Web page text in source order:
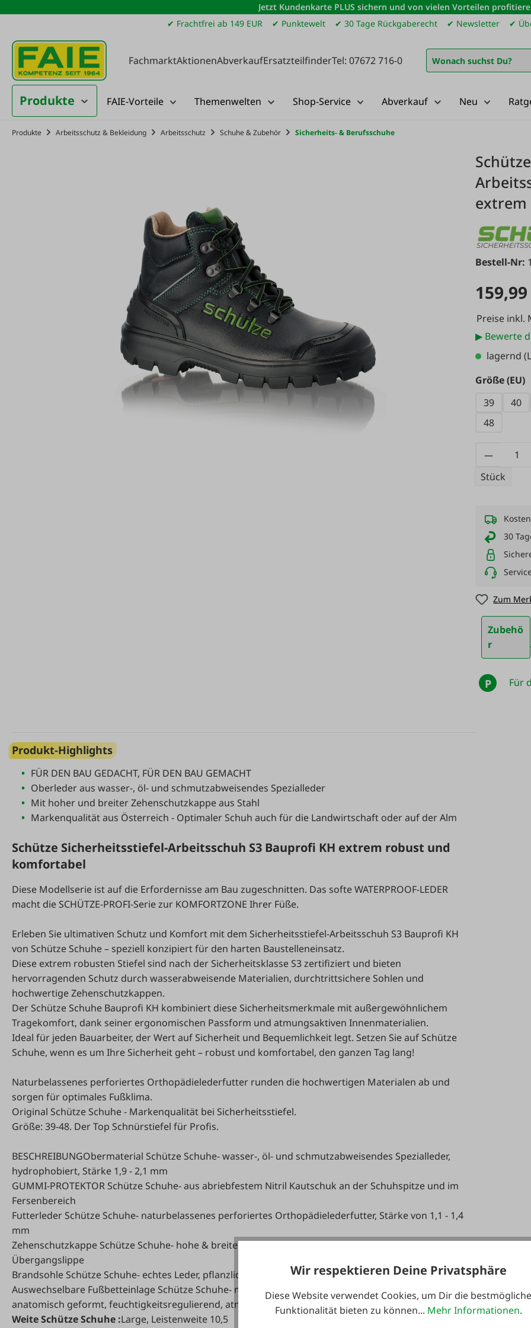
Hauptinhalt springen
Zur Suche springen
Zur Hauptnavigation springen
Jetzt Kundenkarte PLUS sichern und von vielen Vorteilen
✔ Frachtfrei ab 149 EUR
✔ Punktewelt ✔ 30 Tage Rückgaberecht ✔ Newsletter ✔
FachmarktAktionenAbverkaufErsatzteilfinderTel: 07672 716-0
Produkte FAIE-Vorteile Themenwelten Shop-Service Abverkauf Neu
Produkte Arbeitsschutz & Bekleidung Arbeitsschutz Schuhe & Zubehör Sicherheits- & Berufsschuhe
Bestell-Nr:
Preise inkl.
▶ Bewerte
lagernd
Größe (EU)
39
40
48
Stück
30
Zum
Zubehö
r
P Für
Produkt-Highlights
FÜR DEN BAU GEDACHT, FÜR DEN BAU GEMACHT
Oberleder aus wasser-, öl- und schmutzabweisendes Spezialleder
Mit hoher und breiter Zehenschutzkappe aus Stahl
Markenqualität aus Österreich - Optimaler Schuh auch für die Landwirtschaft oder auf der Alm
Schütze Sicherheitsstiefel-Arbeitsschuh S3 Bauprofi KH extrem robust und
komfortabel
Diese Modellserie ist auf die Erfordernisse am Bau zugeschnitten. Das softe WATERPROOF-LEDER
macht die SCHÜTZE-PROFI-Serie zur KOMFORTZONE Ihrer Füße.
Erleben Sie ultimativen Schutz und Komfort mit dem Sicherheitsstiefel-Arbeitsschuh S3 Bauprofi KH
von Schütze Schuhe – speziell konzipiert für den harten Baustelleneinsatz.
Diese extrem robusten Stiefel sind nach der Sicherheitsklasse S3 zertifiziert und bieten
hervorragenden Schutz durch wasserabweisende Materialien, durchtrittsichere Sohlen und
hochwertige Zehenschutzkappen.
Der Schütze Schuhe Bauprofi KH kombiniert diese Sicherheitsmerkmale mit außergewöhnlichem
Tragekomfort, dank seiner ergonomischen Passform und atmungsaktiven Innenmaterialien.
Ideal für jeden Bauarbeiter, der Wert auf Sicherheit und Bequemlichkeit legt. Setzen Sie auf Schütze
Schuhe, wenn es um Ihre Sicherheit geht – robust und komfortabel, den ganzen Tag lang!
Naturbelassenes perforiertes Orthopädielederfutter runden die hochwertigen Materialen ab und
sorgen für optimales Fußklima.
Original Schütze Schuhe - Markenqualität bei Sicherheitsstiefel.
Größe: 39-48. Der Top Schnürstiefel für Profis.
BESCHREIBUNGObermaterial Schütze Schuhe- wasser-, öl- und schmutzabweisendes Spezialleder,
hydrophobiert, Stärke 1,9 - 2,1 mm
GUMMI-PROTEKTOR Schütze Schuhe- aus abriebfestem Nitril Kautschuk an der Schuhspitze und im
Fersenbereich
Futterleder Schütze Schuhe- naturbelassenes perforiertes Orthopädielederfutter, Stärke von 1,1 - 1,4
mm
Zehenschutzkappe Schütze Schuhe- hohe & breite Zehenschutzkappe aus Stahl, mit flexibler
Übergangslippe
Brandsohle Schütze Schuhe- echtes Leder, pflanzlich gegerbt, Stärke 2,4 - 2,7 mm
Auswechselbare Fußbetteinlage Schütze Schuhe- mit Kugelferse und ausgeprägter Senkfußstütze
anatomisch geformt, feuchtigkeitsregulierend, atmungsaktiv, antibakteriell & waschbar
Weite Schütze Schuhe :Large, Leistenweite 10,5
Wir respektieren Deine Privatsphäre
Diese Website verwendet Cookies, um Dir die bestmögliche
Funktionalität bieten zu können... Mehr Informationen.